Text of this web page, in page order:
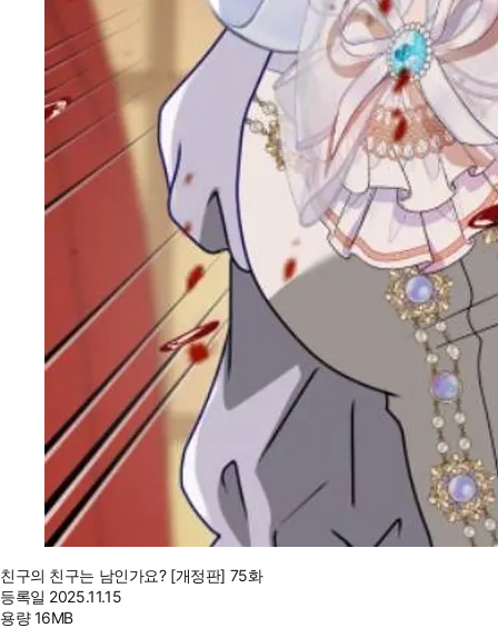
친구의 친구는 남인가요? [개정판] 75화
등록일 2025.11.15
용량16MB